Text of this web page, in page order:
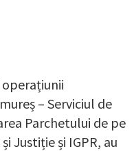
– Serviciul de
Parchetului de pe
Justiție și IGPR, au